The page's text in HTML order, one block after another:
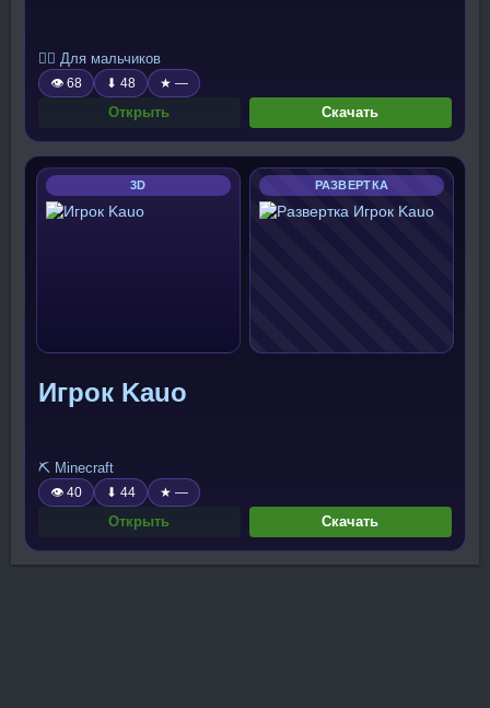
🧍‍♂️ Для мальчиков
👁 68 ⬇ 48 ★ —
Открыть Скачать
3D РАЗВЕРТКА
Игрок Kauo
⛏️ Minecraft
👁 40 ⬇ 44 ★ —
Открыть Скачать